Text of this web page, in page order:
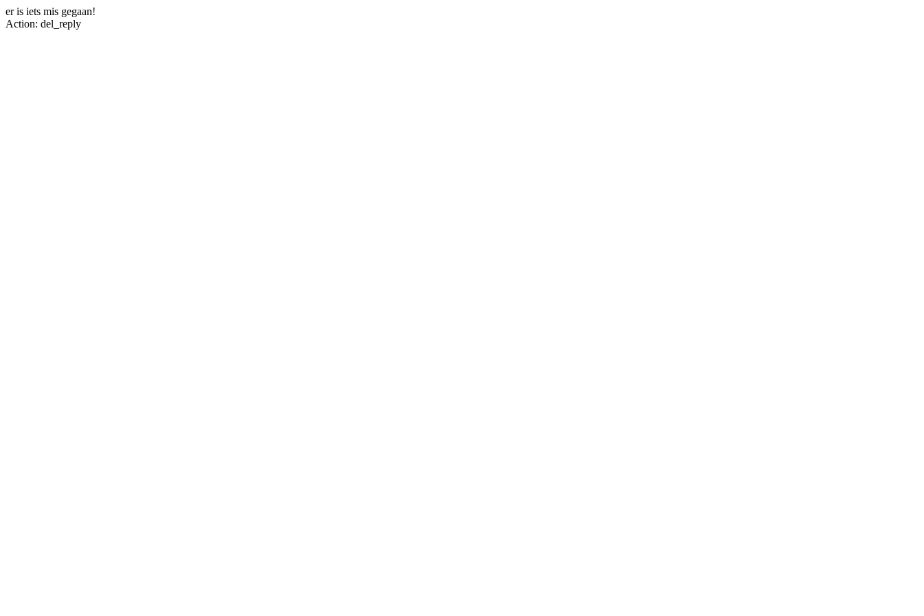
er is iets mis gegaan!
Action: del_reply